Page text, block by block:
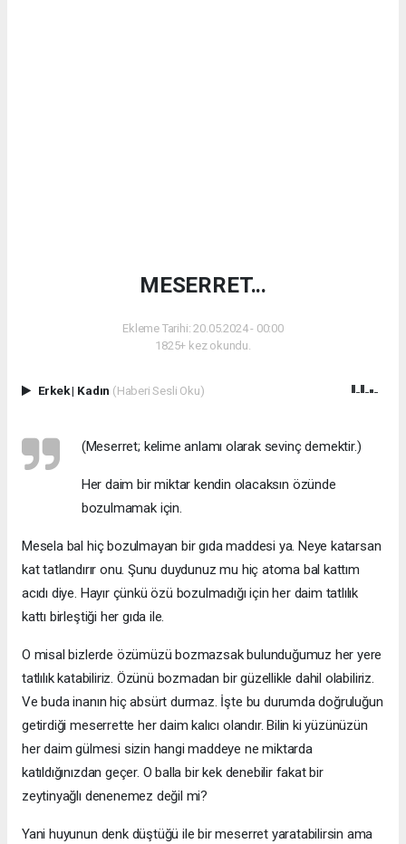
MESERRET...
Ekleme Tarihi: 20.05.2024 - 00:00
1825+ kez okundu.
Erkek| Kadın (Haberi Sesli Oku)
(Meserret; kelime anlamı olarak sevinç demektir.)
Her daim bir miktar kendin olacaksın özünde
bozulmamak için.
Mesela bal hiç bozulmayan bir gıda maddesi ya. Neye katarsan
kat tatlandırır onu. Şunu duydunuz mu hiç atoma bal kattım
acıdı diye. Hayır çünkü özü bozulmadığı için her daim tatlılık
kattı birleştiği her gıda ile.
O misal bizlerde özümüzü bozmazsak bulunduğumuz her yere
tatlılık katabiliriz. Özünü bozmadan bir güzellikle dahil olabiliriz.
Ve buda inanın hiç absürt durmaz. İşte bu durumda doğruluğun
getirdiği meserrette her daim kalıcı olandır. Bilin ki yüzünüzün
her daim gülmesi sizin hangi maddeye ne miktarda
katıldığınızdan geçer. O balla bir kek denebilir fakat bir
zeytinyağlı denenemez değil mi?
Yani huyunun denk düştüğü ile bir meserret yaratabilirsin ama